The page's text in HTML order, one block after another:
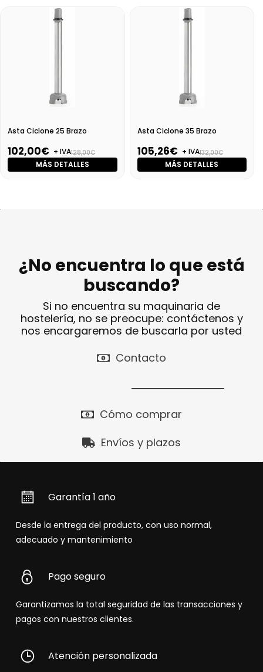
Asta Ciclone 25 Brazo
102,00€ + IVA128,00€
MÁS DETALLES
Asta Ciclone 35 Brazo
105,26€ + IVA132,00€
MÁS DETALLES
¿No encuentra lo que está
buscando?
Si no encuentra su maquinaria de
hostelería, no se preocupe: contáctenos y
nos encargaremos de buscarla por usted
Contacto
Cómo comprar
Envíos y plazos
Garantía 1 año
Desde la entrega del producto, con uso normal,
adecuado y mantenimiento
Pago seguro
Garantizamos la total seguridad de las transacciones y
pagos con nuestros clientes.
Atención personalizada